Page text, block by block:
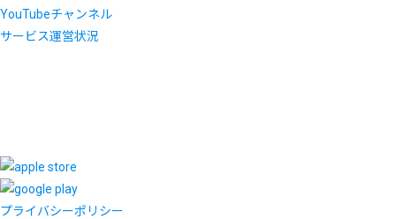
YouTubeチャンネル
サービス運営状況
プライバシーポリシー